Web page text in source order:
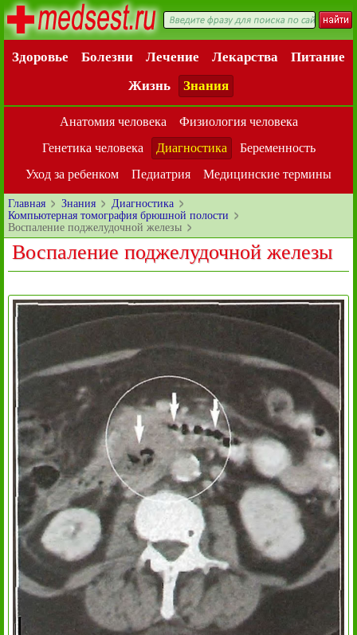
Здоровье Болезни Лечение Лекарства
Питание
Жизнь
Знания
Анатомия человека
Физиология человека
Генетика человека
Диагностика
Беременность
Уход за ребенком
Педиатрия Медицинские термины
Главная Знания
Диагностика
Компьютерная томография брюшной полости
Воспаление поджелудочной железы
Воспаление поджелудочной железы